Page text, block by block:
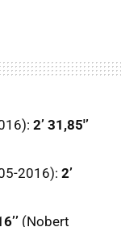
2’ 31,85'’
2016): 2’
(Nobert